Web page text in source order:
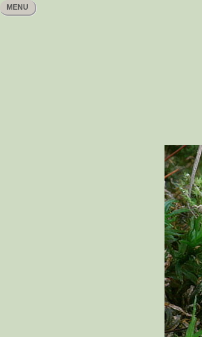
MENU